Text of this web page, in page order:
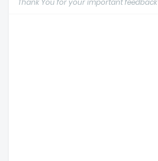
Thank You for your important feedback